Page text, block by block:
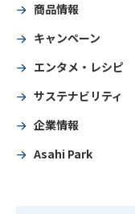
商品情報
キャンペーン
エンタメ・レシピ
サステナビリティ
企業情報
Asahi Park